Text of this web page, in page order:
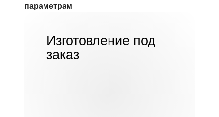
параметрам
Изготовление под
заказ